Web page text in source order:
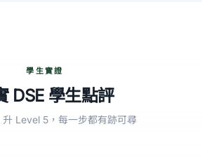
學生實證
DSE 學生點評
Level 5，每一步都有跡可尋